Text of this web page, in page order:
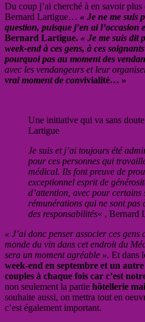
Du coup j’ai cherché à en savoir
Bernard Lartigue… « Je ne me suis
question, puisque j’en ai l’occasion
Bernard Lartigue. « Je me suis dit
week-end à ces gens, à ces
pourquoi pas au moment des
avec les vendangeurs et leur
vrai moment de convivialité… »
Une initiative qui va sans
Lartigue
Je suis et j’ai toujours été
pour ces personnes qui
médical. Ils font preuve de
exceptionnel esprit de
d’attention, avec pour certains
rémunérations qui ne sont
des responsabilités« , Bernard
« J’ai donc penser associer ces gens
monde du vin dans cet endroit du
sera un moment agréable ». Et dans
week-end en septembre et un
couples à chaque fois car c’est
non seulement la partie hôtellerie
souhaite aussi, on mettra tout en
c’est également important.